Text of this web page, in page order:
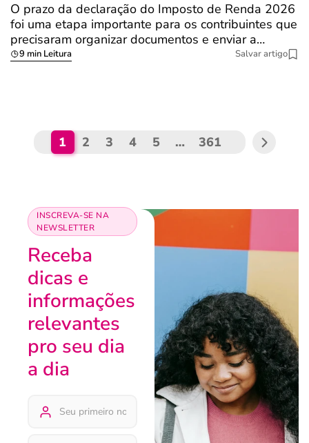
O prazo da declaração do Imposto de Renda 2026
foi uma etapa importante para os contribuintes que
precisaram organizar documentos e enviar a…
9 min Leitura Salvar artigo
1 2 3 4 5 … 361
INSCREVA-SE NA
NEWSLETTER
Receba
dicas e
informações
relevantes
pro seu dia
a dia